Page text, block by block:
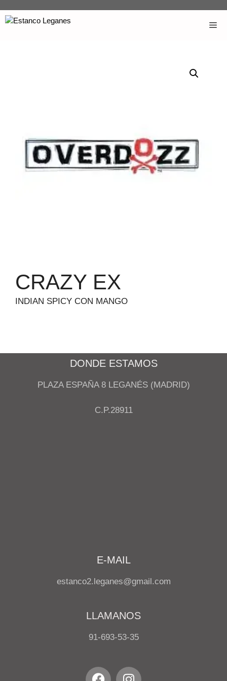
CRAZY EX
INDIAN SPICY CON MANGO
DONDE ESTAMOS
PLAZA ESPAÑA 8 LEGANÉS (MADRID)
C.P.28911
E-MAIL
estanco2.leganes@gmail.com
LLAMANOS
91-693-53-35